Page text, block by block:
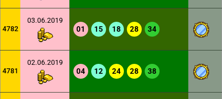
4782
03.06.2019
01 15 18 28 34
4781
02.06.2019
04 12 24 28 38